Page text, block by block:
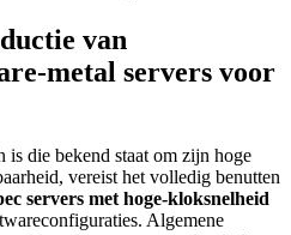
van
metal servers voor
is die bekend staat om zijn hoge
vereist het volledig benutten
servers met hoge-kloksnelheid
Algemene